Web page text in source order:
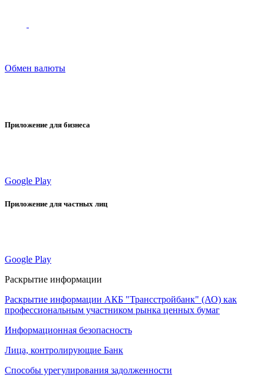
Обмен валюты
Приложение для бизнеса
Google Play
Приложение для частных лиц
Google Play
Раскрытие информации
Раскрытие информации АКБ "Трансстройбанк" (АО) как
профессиональным участником рынка ценных бумаг
Информационная безопасность
Лица, контролирующие Банк
Способы урегулирования задолженности